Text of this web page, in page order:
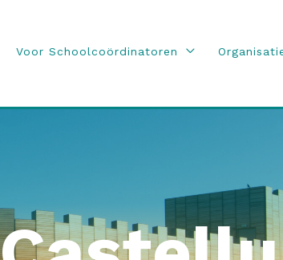
Voor Schoolcoördinatoren